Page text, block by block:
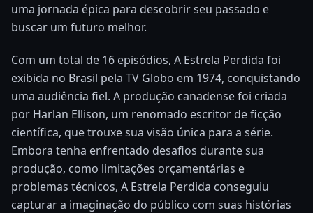
uma jornada épica para descobrir seu passado e
buscar um futuro melhor.
Com um total de 16 episódios, A Estrela Perdida foi
exibida no Brasil pela TV Globo em 1974, conquistando
uma audiência fiel. A produção canadense foi criada
por Harlan Ellison, um renomado escritor de ficção
científica, que trouxe sua visão única para a série.
Embora tenha enfrentado desafios durante sua
produção, como limitações orçamentárias e
problemas técnicos, A Estrela Perdida conseguiu
capturar a imaginação do público com suas histórias